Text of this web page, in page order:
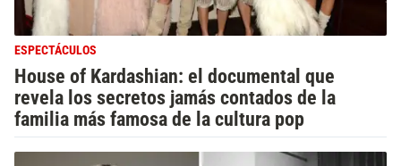
ESPECTÁCULOS
House of Kardashian: el documental que
revela los secretos jamás contados de la
familia más famosa de la cultura pop